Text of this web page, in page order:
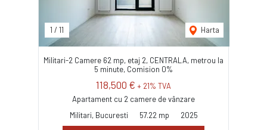
1 / 11 Harta
Militari-2 Camere 62 mp, etaj 2, CENTRALA, metrou la
5 minute, Comision 0%
118,500 € + 21% TVA
Apartament cu 2 camere de vânzare
Militari, Bucuresti
57.22 mp 2025